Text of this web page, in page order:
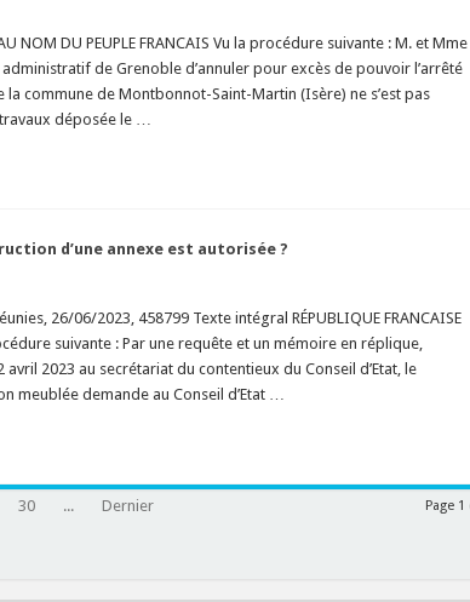
NOM DU PEUPLE FRANCAIS Vu la procédure suivante : M. et Mme
de Grenoble d’annuler pour excès de pouvoir l’arrêté
commune de Montbonnot-Saint-Martin (Isère) ne s’est pas
déposée le …
d’une annexe est autorisée ?
26/06/2023, 458799 Texte intégral RÉPUBLIQUE FRANCAISE
suivante : Par une requête et un mémoire en réplique,
2023 au secrétariat du contentieux du Conseil d’Etat, le
meublée demande au Conseil d’Etat …
Page 1
30 ... Dernier